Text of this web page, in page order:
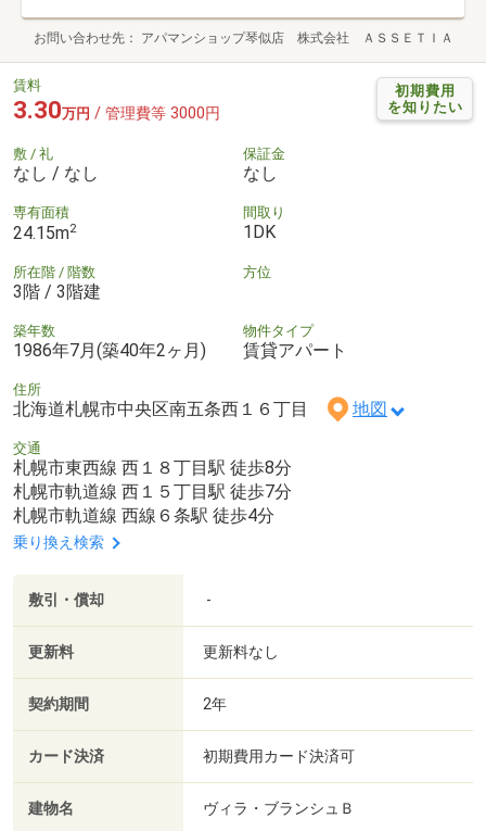
お問い合わせ先 アパマンショップ琴似店 株式会社 ＡＳＳＥＴＩＡ
初期費用
を知りたい
賃料
3.30万円 / 管理費等 3000円
敷 / 礼
なし / なし
保証金
なし
専有面積
24.15m2
間取り
1DK
所在階 / 階数
3階 / 3階建
方位
築年数
1986年7月(築40年2ヶ月)
物件タイプ
賃貸アパート
住所
北海道札幌市中央区南五条西１６丁目 地図
交通
札幌市東西線 西１８丁目駅 徒歩8分
札幌市軌道線 西１５丁目駅 徒歩7分
札幌市軌道線 西線６条駅 徒歩4分
乗り換え検索
敷引・償却 -
更新料 更新料なし
契約期間 2年
カード決済 初期費用カード決済可
建物名 ヴィラ・ブランシュＢ